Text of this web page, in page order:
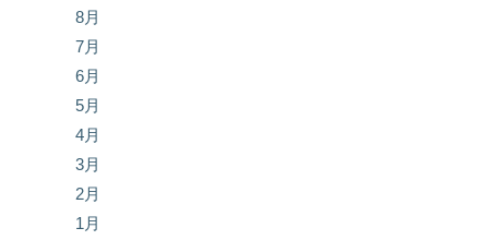
8月
7月
6月
5月
4月
3月
2月
1月